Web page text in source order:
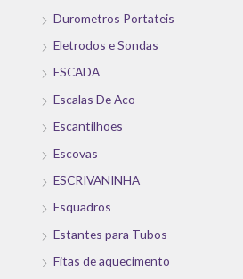
Durometros Portateis
Eletrodos e Sondas
ESCADA
Escalas De Aco
Escantilhoes
Escovas
ESCRIVANINHA
Esquadros
Estantes para Tubos
Fitas de aquecimento